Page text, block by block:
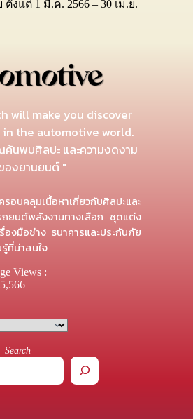
งแต่ 1 มี.ค. 2566 – 30 เม.ย.
will make you discover
the automotive world.
นพบศิลปะ และความงดงาม
องยานยนต์ "
อบคลุมเนื้อหาเกี่ยวกับศิลปะและ
ยนต์พลังงานทางเลือก ชุดแต่ง
งมือช่าง ธนาคารและประกันภัย
รู้ที่น่าสนใจ
Views :
Search